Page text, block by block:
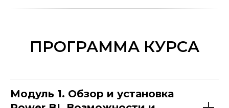
ПРОГРАММА КУРСА
Модуль 1. Обзор и установка